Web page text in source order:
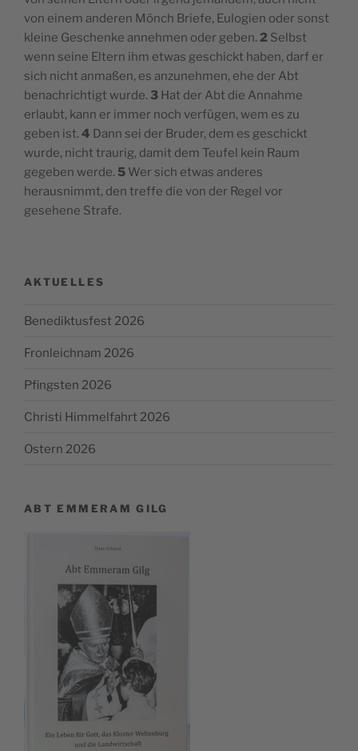
von einem anderen Mönch Briefe, Eulogien oder sonst
kleine Geschenke annehmen oder geben. 2 Selbst
wenn seine Eltern ihm etwas geschickt haben, darf er
sich nicht anmaßen, es anzunehmen, ehe der Abt
benachrichtigt wurde. 3 Hat der Abt die Annahme
erlaubt, kann er immer noch verfügen, wem es zu
geben ist. 4 Dann sei der Bruder, dem es geschickt
wurde, nicht traurig, damit dem Teufel kein Raum
gegeben werde. 5 Wer sich etwas anderes
herausnimmt, den treffe die von der Regel vor
gesehene Strafe.
AKTUELLES
Benediktusfest 2026
Fronleichnam 2026
Pfingsten 2026
Christi Himmelfahrt 2026
Ostern 2026
ABT EMMERAM GILG